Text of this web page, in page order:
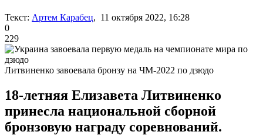
Текст: Артем Карабец, 11 октября 2022, 16:28
0
229
Литвиненко завоевала бронзу на ЧМ-2022 по дзюдо
18-летняя Елизавета Литвиненко
принесла национальной сборной
бронзовую награду соревнований.